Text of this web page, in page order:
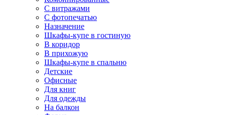
С витражами
С фотопечатью
Назначение
Шкафы-купе в гостиную
В коридор
В прихожую
Шкафы-купе в спальню
Детские
Офисные
Для книг
Для одежды
На балкон